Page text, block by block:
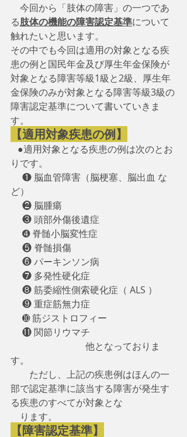
今回から「肢体の障害」の一つであ
る肢体の機能の障害認定基準について
触れたいと思います。
その中でも今回は適用の対象となる疾
患の例と国民年金及び厚生年金保険が
対象となる障害等級1級と2級、厚生年
金保険のみが対象となる障害等級3級の
障害認定基準について書いていきま
す。
【適用対象疾患の例】
●適用対象となる疾患の例は次のとお
りです。
❶ 脳血管障害（脳梗塞、脳出血 な
ど）
❷ 脳腫瘍
❸ 頭部外傷後遺症
➍ 脊髄小脳変性症
❺ 脊髄損傷
❻ パーキンソン病
❼ 多発性硬化症
❽ 筋委縮性側索硬化症（ ALS ）
❾ 重症筋無力症
➓ 筋ジストロフィー
⓫ 関節リウマチ
他となっておりま
す。
ただし、上記の疾患例はほんの一
部で認定基準に該当する障害が発生す
る疾患のすべてが対象とな
ります。
【障害認定基準】